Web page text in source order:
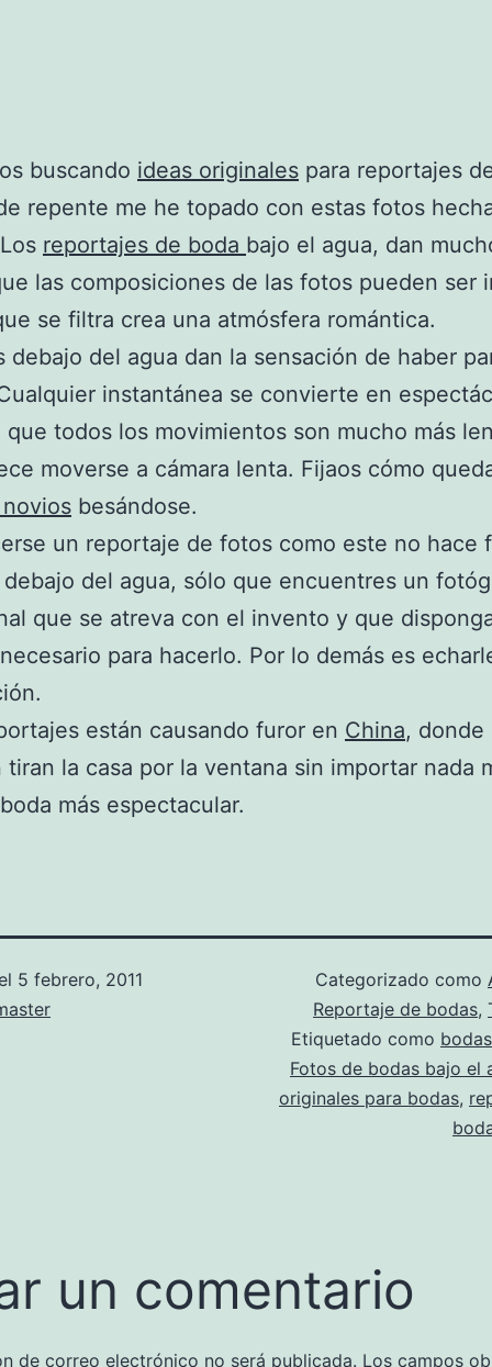
buscando ideas originales para reportajes
repente me he topado con estas fotos
reportajes de boda bajo el agua, dan
las composiciones de las fotos pueden ser
se filtra crea una atmósfera romántica.
debajo del agua dan la sensación de haber
instantánea se convierte en
que todos los movimientos son mucho más
moverse a cámara lenta. Fijaos cómo
besándose.
un reportaje de fotos como este no hace
del agua, sólo que encuentres un
que se atreva con el invento y que
para hacerlo. Por lo demás es
están causando furor en China, donde
tiran la casa por la ventana sin importar nada
más espectacular.
5 febrero, 2011
Categorizado como
Reportaje de bodas,
Etiquetado como
Fotos de bodas bajo el
originales para bodas,
un comentario
de correo electrónico no será publicada. Los campos